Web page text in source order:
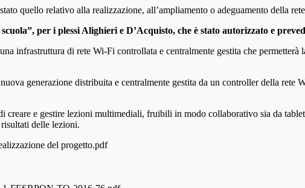
quello relativo alla realizzazione, all’ampliamento o adeguamento della
per i plessi Alighieri e D’Acquisto, che è stato autorizzato e
infrastruttura di rete Wi-Fi controllata e centralmente gestita che
generazione distribuita e centralmente gestita da un controller della rete
e gestire lezioni multimediali, fruibili in modo collaborativo sia da
delle lezioni.
del progetto.pdf